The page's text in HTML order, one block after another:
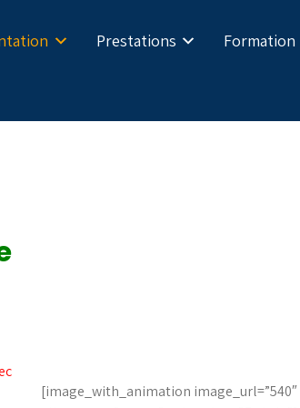
Prestations Formation
[image_with_animation image_url=”540″